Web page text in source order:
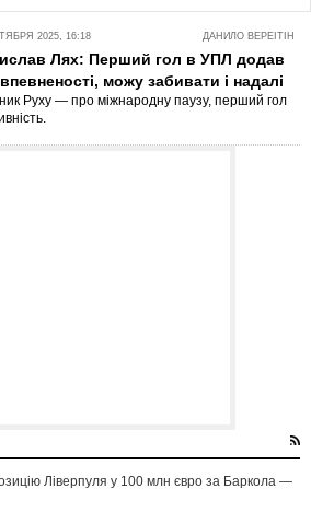
ДАНИЛО ВЕРЕІТІН
2025, 16:18
Лях: Перший гол в УПЛ додав
можу забивати і надалі
Руху — про міжнародну паузу, перший гол
Ліверпуля у 100 млн євро за Баркола —